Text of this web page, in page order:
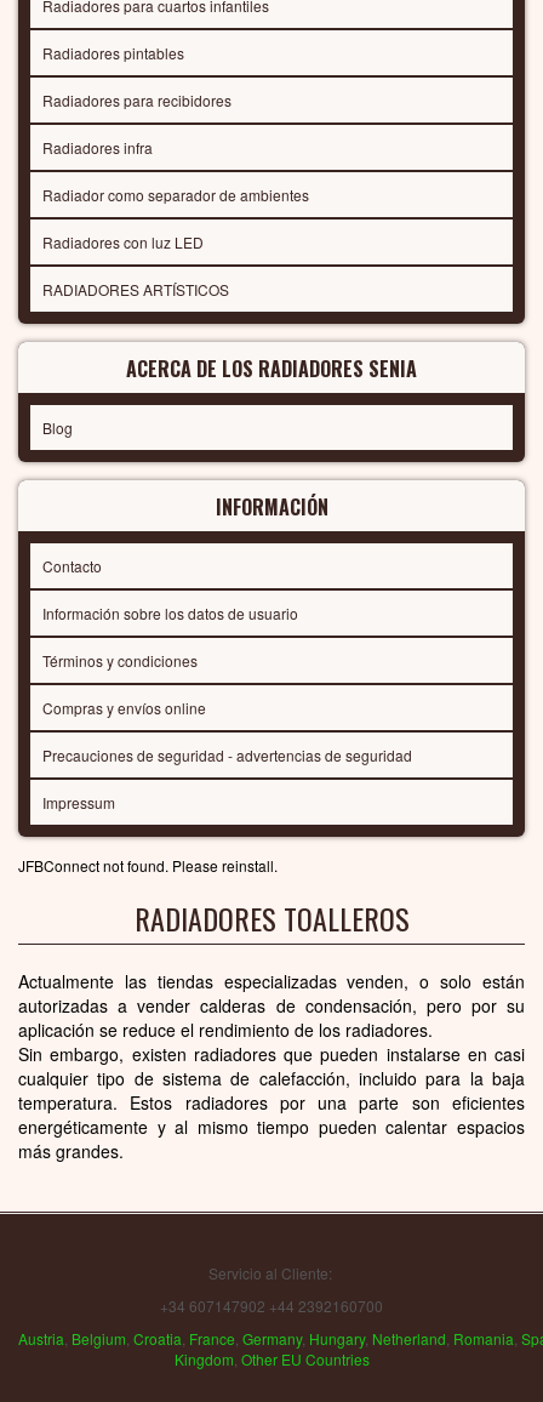
Radiadores para cuartos infantiles
Radiadores pintables
Radiadores para recibidores
Radiadores infra
Radiador como separador de ambientes
Radiadores con luz LED
RADIADORES ARTÍSTICOS
ACERCA DE LOS RADIADORES SENIA
Blog
INFORMACIÓN
Contacto
Información sobre los datos de usuario
Términos y condiciones
Compras y envíos online
Precauciones de seguridad - advertencias de seguridad
Impressum
JFBConnect not found. Please reinstall.
RADIADORES TOALLEROS
Actualmente las tiendas especializadas venden, o solo están
autorizadas a vender calderas de condensación, pero por su
aplicación se reduce el rendimiento de los radiadores.
Sin embargo, existen radiadores que pueden instalarse en casi
cualquier tipo de sistema de calefacción, incluido para la baja
temperatura. Estos radiadores por una parte son eficientes
energéticamente y al mismo tiempo pueden calentar espacios
más grandes.
Servicio al Cliente:
+34 607147902 +44 2392160700
Austria Belgium Croatia France Germany, Hungary, Netherland Romania
Kingdom Other EU Countries